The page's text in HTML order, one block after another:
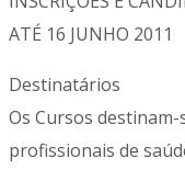
ATÉ 16 JUNHO 2011
Destinatários
Os Cursos
profissionais de